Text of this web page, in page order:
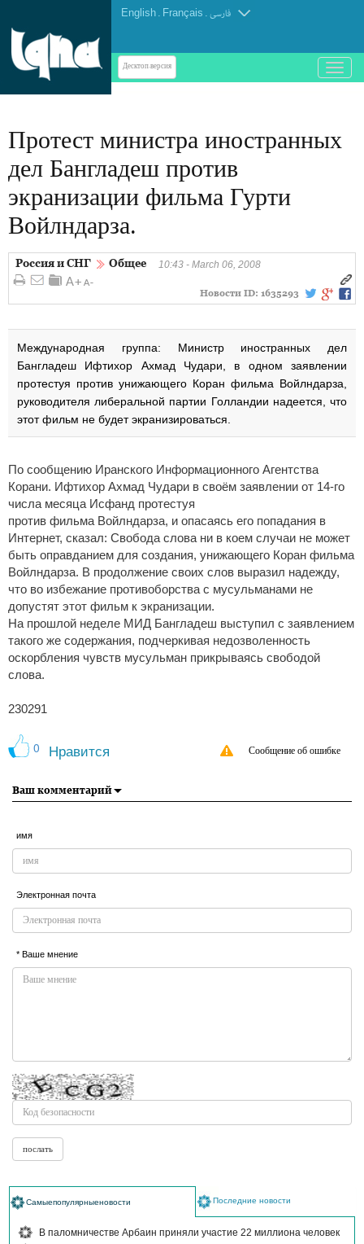
English . Français . فارسی
Десктоп-версия
باز
و
منو
Протест министра иностранных
дел Бангладеш против
экранизации фильма Гурти
Войлндарза.
Россия и СНГ Общее 10:43 - March 06, 2008
Новости ID: 1635293
Международная группа: Министр иностранных дел
Бангладеш Ифтихор Ахмад Чудари, в одном заявлении
протестуя против унижающего Коран фильма Войлндарза,
руководителя либеральной партии Голландии надеется, что
этот фильм не будет экранизироваться.
По сообщению Иранского Информационного Агентства
Корани. Ифтихор Ахмад Чудари в своём заявлении от 14-го
числа месяца Исфанд протестуя
против фильма Войлндарза, и опасаясь его попадания в
Интернет, сказал: Свобода слова ни в коем случаи не может
быть оправданием для создания, унижающего Коран фильма
Войлндарза. В продолжение своих слов выразил надежду,
что во избежание противоборства с мусульманами не
допустят этот фильм к экранизации.
На прошлой неделе МИД Бангладеш выступил с заявлением
такого же содержания, подчеркивая недозволенность
оскорбления чувств мусульман прикрываясь свободой
слова.
230291
0 Нравится Сообщение об ошибке
Ваш комментарий
имя
Электронная почта
* Ваше мнение
Самыепопулярныеновости Последние новости
В паломничестве Арбаин приняли участие 22 миллиона человек